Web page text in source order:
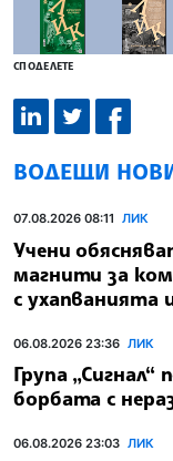
СПОДЕЛЕТЕ
ВОДЕЩИ
07.08.2026 08:11 ЛИК
Учени
магнити за
с ухапванията
06.08.2026 23:36 ЛИК
Група
борбата с
06.08.2026 23:03 ЛИК